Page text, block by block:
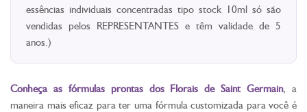
essências individuais concentradas tipo stock 10ml só são
vendidas pelos REPRESENTANTES e têm validade de 5
anos.)
Conheça as fórmulas prontas dos Florais de Saint Germain, a
maneira mais eficaz para ter uma fórmula customizada para você é